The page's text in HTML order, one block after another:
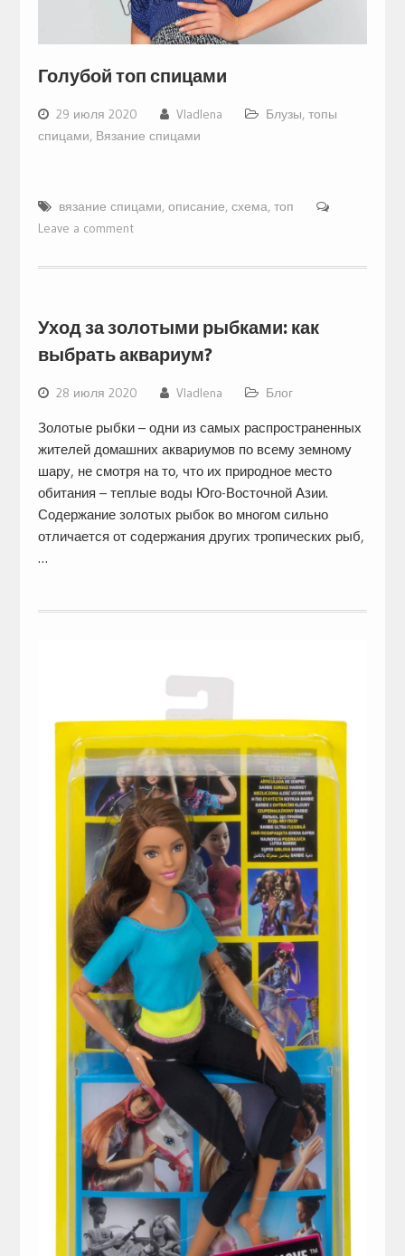
Голубой топ спицами
29 июля 2020 Vladlena
Блузы, топы
спицами, Вязание спицами
вязание спицами, описание, схема, топ
Leave a comment
Уход за золотыми рыбками: как
выбрать аквариум?
28 июля 2020 Vladlena Блог
Золотые рыбки – одни из самых распространенных
жителей домашних аквариумов по всему земному
шару, не смотря на то, что их природное место
обитания – теплые воды Юго-Восточной Азии.
Содержание золотых рыбок во многом сильно
отличается от содержания других тропических рыб,
…